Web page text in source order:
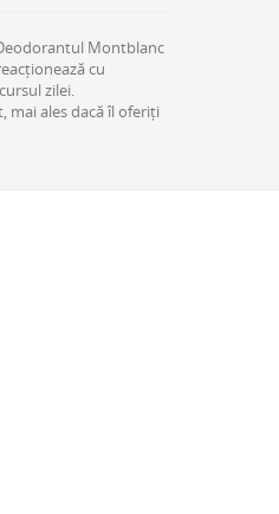
Montblanc
cu
zilei.
ales dacă îl oferiți